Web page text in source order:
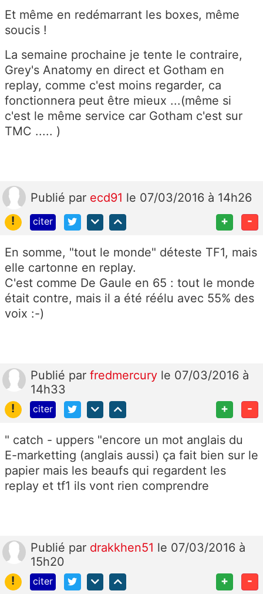
Et même en redémarrant les boxes, même
soucis !
La semaine prochaine je tente le contraire,
Grey's Anatomy en direct et Gotham en
replay, comme c'est moins regarder, ca
fonctionnera peut être mieux ...(même si
c'est le même service car Gotham c'est sur
TMC ..... )
Publié par ecd91 le 07/03/2016 à 14h26
!
citer + -
En somme, "tout le monde" déteste TF1, mais
elle cartonne en replay.
C'est comme De Gaule en 65 : tout le monde
était contre, mais il a été réélu avec 55% des
voix :-)
Publié par fredmercury le 07/03/2016 à
14h33
!
citer + -
" catch - uppers "encore un mot anglais du
E-marketting (anglais aussi) ça fait bien sur le
papier mais les beaufs qui regardent les
replay et tf1 ils vont rien comprendre
Publié par drakkhen51 le 07/03/2016 à
15h20
!
citer + -